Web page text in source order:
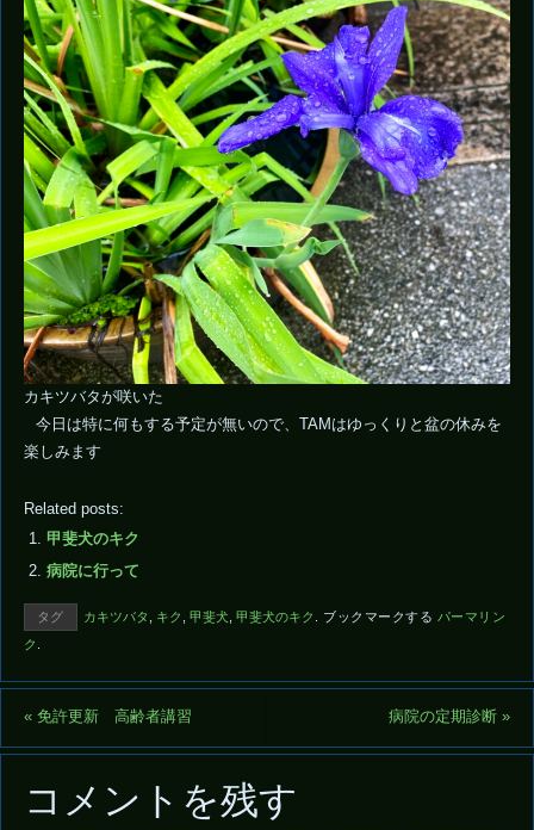
カキツバタが咲いた
今日は特に何もする予定が無いので、TAMはゆっくりと盆の休みを
楽しみます
Related posts:
甲斐犬のキク
病院に行って
タグ カキツバタ キク 甲斐犬 甲斐犬のキク ブックマークする パーマリン
ク
«免許更新 高齢者講習 病院の定期診断»
コメントを残す